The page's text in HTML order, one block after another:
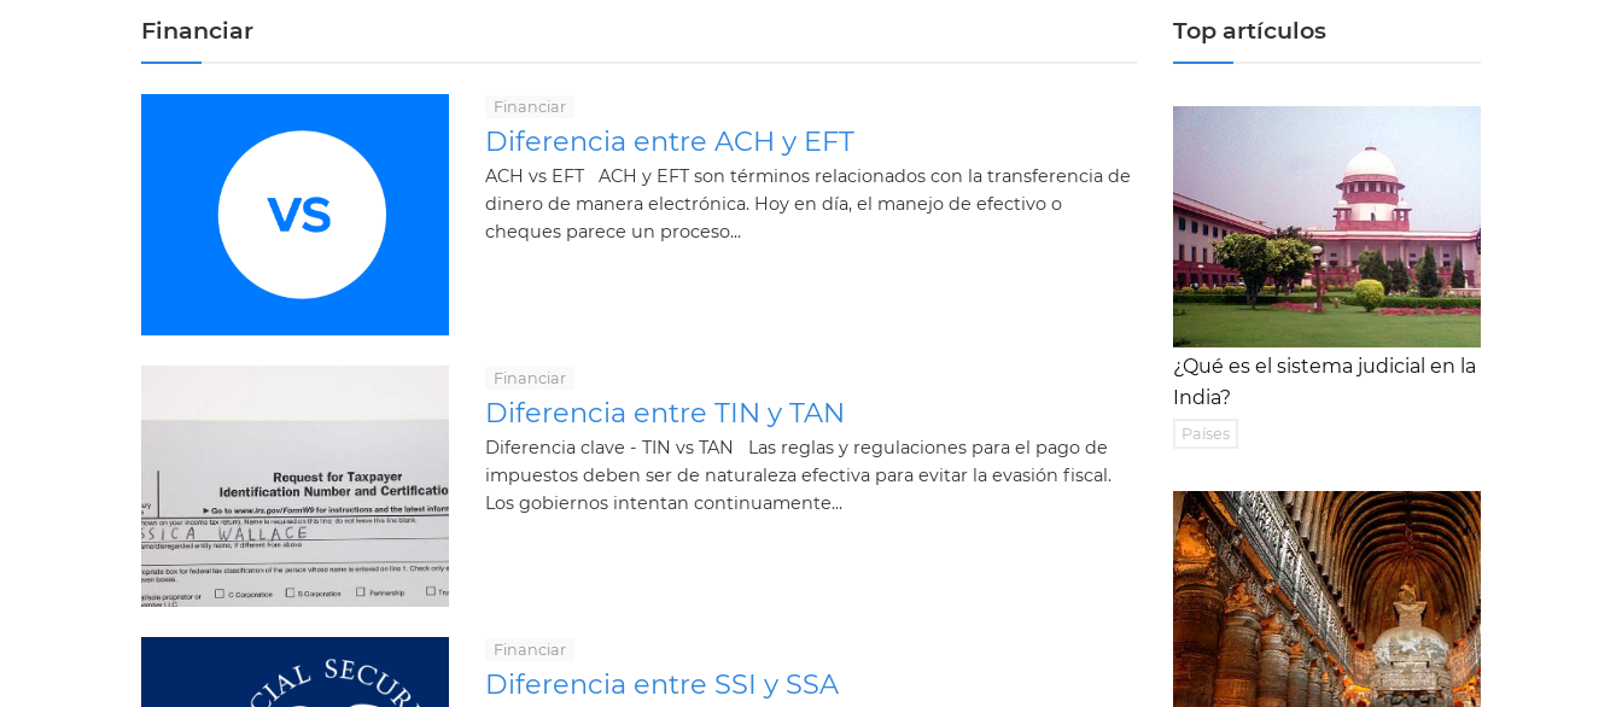
Financiar
Financiar
Diferencia entre ACH y EFT
ACH vs EFT ACH y EFT son términos relacionados con la transferencia de
dinero de manera electrónica. Hoy en día, el manejo de efectivo o
cheques parece un proceso...
Financiar
Diferencia entre TIN y TAN
Diferencia clave - TIN vs TAN Las reglas y regulaciones para el pago de
impuestos deben ser de naturaleza efectiva para evitar la evasión fiscal.
Los gobiernos intentan continuamente...
Financiar
Diferencia entre SSI y SSA
Top artículos
¿Qué es el sistema judicial en la
India?
Países